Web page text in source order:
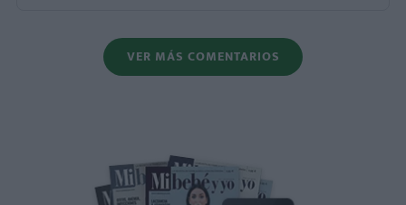
VER MÁS COMENTARIOS